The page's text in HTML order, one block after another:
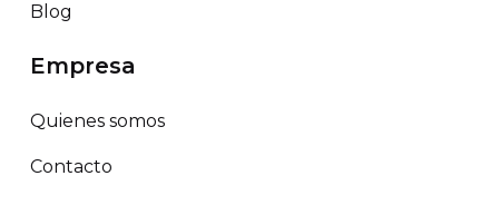
Blog
Empresa
Quienes somos
Contacto